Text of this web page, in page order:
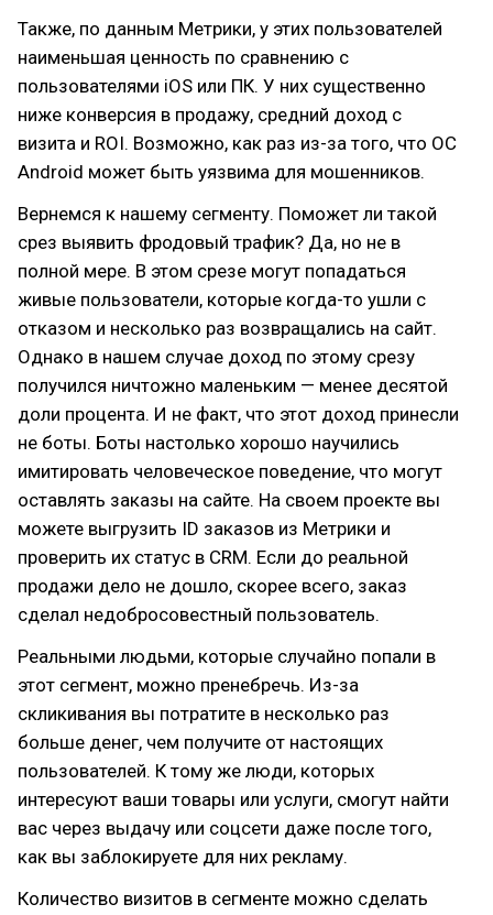
Также, по данным Метрики, у этих пользователей
наименьшая ценность по сравнению с
пользователями iOS или ПК. У них существенно
ниже конверсия в продажу, средний доход с
визита и ROI. Возможно, как раз из-за того, что ОС
Android может быть уязвима для мошенников.
Вернемся к нашему сегменту. Поможет ли такой
срез выявить фродовый трафик? Да, но не в
полной мере. В этом срезе могут попадаться
живые пользователи, которые когда-то ушли с
отказом и несколько раз возвращались на сайт.
Однако в нашем случае доход по этому срезу
получился ничтожно маленьким — менее десятой
доли процента. И не факт, что этот доход принесли
не боты. Боты настолько хорошо научились
имитировать человеческое поведение, что могут
оставлять заказы на сайте. На своем проекте вы
можете выгрузить ID заказов из Метрики и
проверить их статус в CRM. Если до реальной
продажи дело не дошло, скорее всего, заказ
сделал недобросовестный пользователь.
Реальными людьми, которые случайно попали в
этот сегмент, можно пренебречь. Из-за
скликивания вы потратите в несколько раз
больше денег, чем получите от настоящих
пользователей. К тому же люди, которых
интересуют ваши товары или услуги, смогут найти
вас через выдачу или соцсети даже после того,
как вы заблокируете для них рекламу.
Количество визитов в сегменте можно сделать